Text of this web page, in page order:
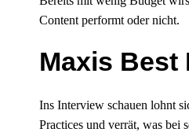
Content performt oder nicht.
Maxis Best
Ins Interview schauen lohnt
Practices und verrät, was bei